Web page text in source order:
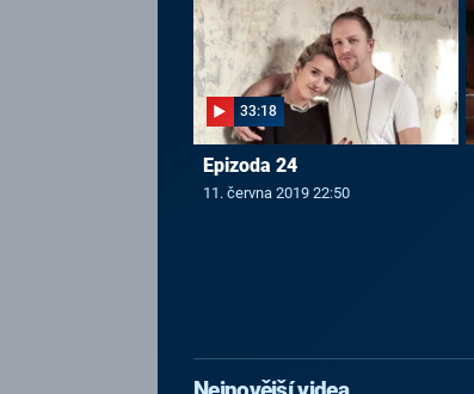
33:18
Epizoda 24
11. června 2019 22:50